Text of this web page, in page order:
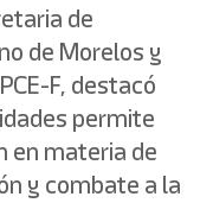
de
de Morelos y
F, destacó
permite
en materia de
y combate a la